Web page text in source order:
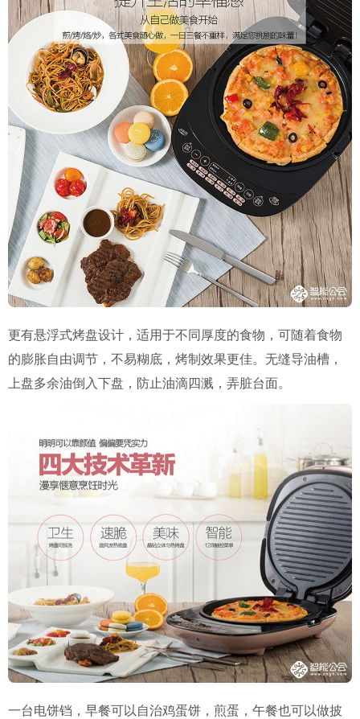
更有悬浮式烤盘设计，适用于不同厚度的食物，可随着食物
的膨胀自由调节，不易糊底，烤制效果更佳。无缝导油槽，
上盘多余油倒入下盘，防止油滴四溅，弄脏台面。
一台电饼铛，早餐可以自治鸡蛋饼，煎蛋，午餐也可以做披